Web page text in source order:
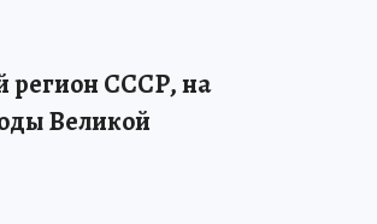
регион СССР, на
Великой